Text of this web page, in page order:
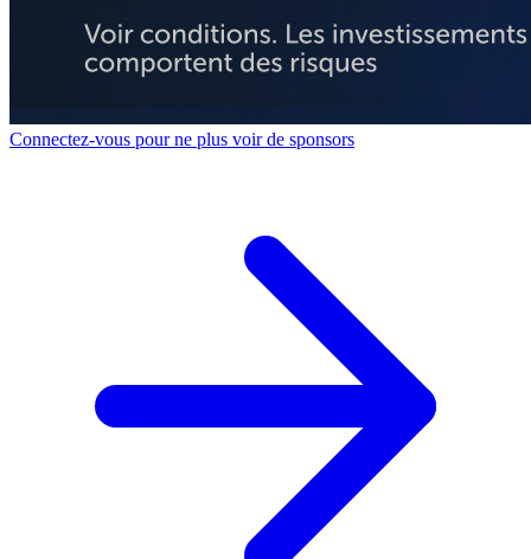
Connectez-vous pour ne plus voir de sponsors